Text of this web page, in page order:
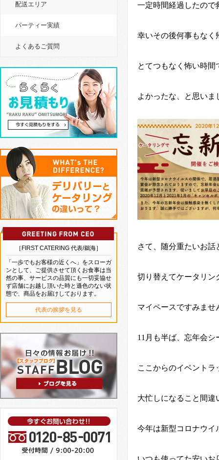
一定時間経過したので
幸いその後何事もなく
とてつもなく怖い時
よかったな、と思いま
さて、随分重たいお
切り替えてケータリン
マイペースですみませ
11 月も半ば、忘年会シ
ここからのイベント
大忙しになること間違
今年は新型コロナウイ
配送エリア
パーティー実績
よくあるご質問
［FIRST CATERING 代表/鵜海］
「一歩でもお客様の近くへ」をスローガ
ンとして、ご提供させて頂くお食事は当
然の事、サービスの品質にも一切妥協せ
ず店舗にお越し頂いた時と遜色のない状
態で、商品をお届けしております。
代表の挨拶を見る